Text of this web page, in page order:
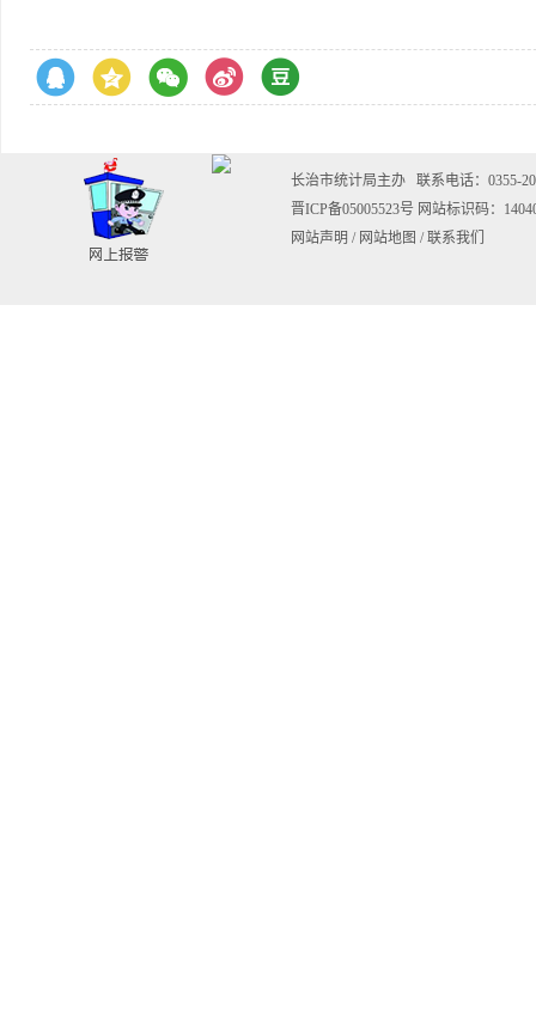
长治市统计局主办 联系电话：0355-
晋ICP备05005523号 网站标识码：
网站声明 / 网站地图 / 联系我们